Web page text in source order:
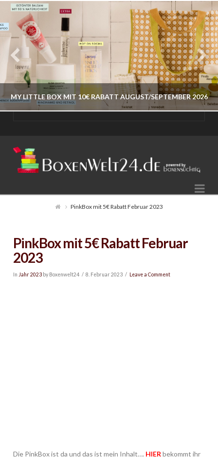
MY LITTLE BOX MIT 10€ RABATT AUGUST/SEPTEMBER 2026
JAHR 2026
PinkBox mit 5€ Rabatt Februar 2023
PinkBox mit 5€ Rabatt Februar
2023
In Jahr 2023by Boxenwelt24 8. Februar 2023 Leave a Comment
Die PinkBox ist da und das ist mein Inhalt…. HIER bekommt ihr